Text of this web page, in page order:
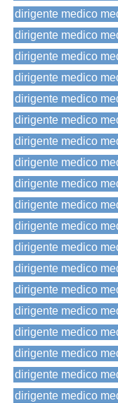
dirigente medico
dirigente medico
dirigente medico
dirigente medico
dirigente medico
dirigente medico
dirigente medico
dirigente medico
dirigente medico
dirigente medico
dirigente medico
dirigente medico
dirigente medico
dirigente medico
dirigente medico
dirigente medico
dirigente medico
dirigente medico
dirigente medico